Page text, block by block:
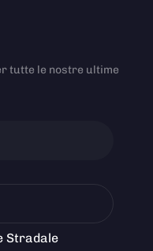
tutte le nostre ultime
Stradale